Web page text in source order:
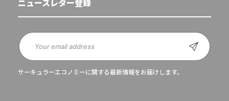
ニュースレター登録
サーキュラーエコノミーに関する最新情報をお届けします。